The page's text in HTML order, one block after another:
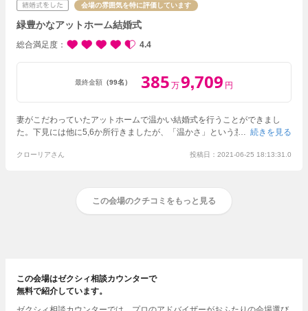
会場の雰囲気を特に評価しています
緑豊かなアットホーム結婚式
総合満足度 4.4
最終金額 （99名） 385 万9,709 円
妻がこだわっていたアットホームで温かい結婚式を行うことができまし
た。 下見には他に5,6か所行きましたが、「温かさ」という意味ではここ
続きを見る
クローリアさん 投稿日：2021-06-25 18:13:31.0
この会場のクチコミをもっと見る
この会場はゼクシィ相談カウンターで
無料で紹介しています。